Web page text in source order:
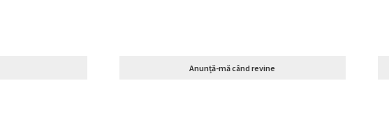
Anunță-mă când revine